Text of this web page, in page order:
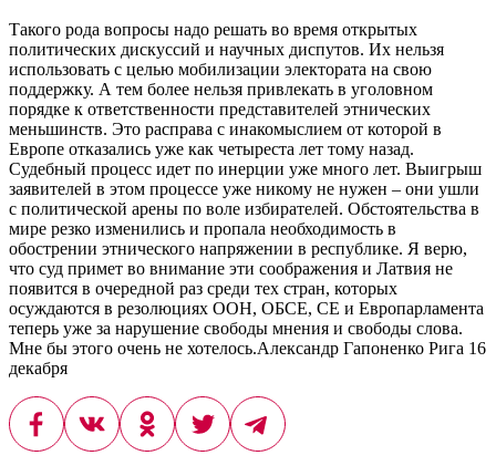
Такого рода вопросы надо решать во время открытых
политических дискуссий и научных диспутов. Их нельзя
использовать с целью мобилизации электората на свою
поддержку. А тем более нельзя привлекать в уголовном
порядке к ответственности представителей этнических
меньшинств. Это расправа с инакомыслием от которой в
Европе отказались уже как четыреста лет тому назад.
Судебный процесс идет по инерции уже много лет. Выигрыш
заявителей в этом процессе уже никому не нужен – они ушли
с политической арены по воле избирателей. Обстоятельства в
мире резко изменились и пропала необходимость в
обострении этнического напряжении в республике. Я верю,
что суд примет во внимание эти соображения и Латвия не
появится в очередной раз среди тех стран, которых
осуждаются в резолюциях ООН, ОБСЕ, СЕ и Европарламента
теперь уже за нарушение свободы мнения и свободы слова.
Мне бы этого очень не хотелось.Александр Гапоненко Рига 16
декабря